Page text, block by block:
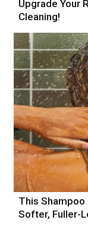
Upgrade Your
Cleaning!
This Shampoo
Softer, Fuller-